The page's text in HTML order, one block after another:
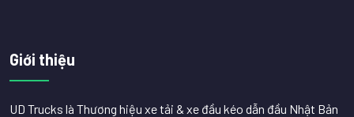
Giới thiệu
UD Trucks là Thương hiệu xe tải & xe đầu kéo dẫn đầu Nhật Bản